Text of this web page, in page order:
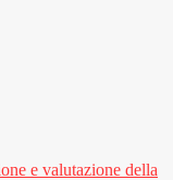
e valutazione della